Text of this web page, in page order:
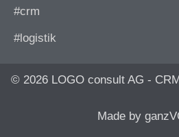
#crm
#logistik
© 2026 LOGO consult AG -
Made by